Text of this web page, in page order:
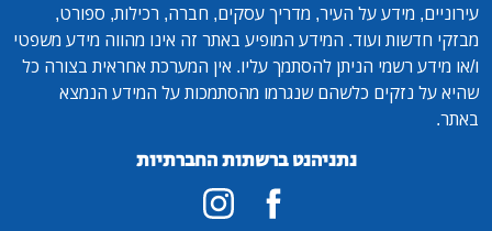
עירוניים, מידע על העיר, מדריך עסקים, חברה, רכילות, ספורט,
מבזקי חדשות ועוד. המידע המופיע באתר זה אינו מהווה מידע משפטי
ו/או מידע רשמי הניתן להסתמך עליו. אין המערכת אחראית בצורה כל
שהיא על נזקים כלשהם שנגרמו מהסתמכות על המידע הנמצא
באתר.
נתניהנט ברשתות החברתיות